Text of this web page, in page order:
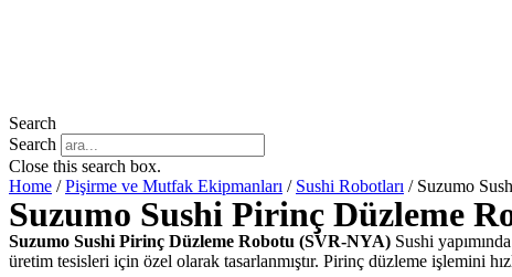
Search
Search
Close this search box.
Home /Pişirme ve Mutfak Ekipmanları / Sushi Robotları / Suzumo
Suzumo Sushi Pirinç Düzleme
Suzumo Sushi Pirinç Düzleme Robotu (SVR-NYA) Sushi
üretim tesisleri için özel olarak tasarlanmıştır. Pirinç düzleme işlemini